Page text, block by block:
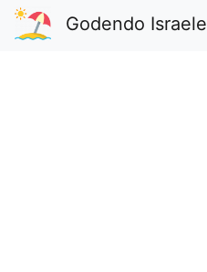
Godendo Israele